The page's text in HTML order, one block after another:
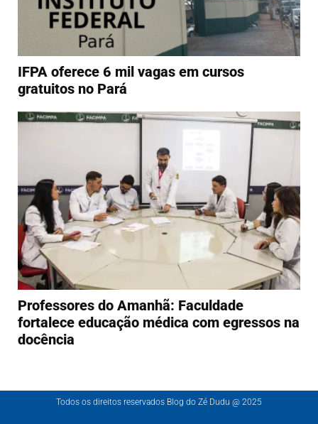
IFPA oferece 6 mil vagas em cursos
gratuitos no Pará
Professores do Amanhã: Faculdade
fortalece educação médica com egressos na
docência
Todos os direitos reservados Blog do Zé Dudu @ 2025